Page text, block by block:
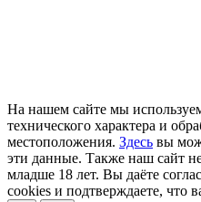
На нашем сайте мы
технического характера и
местоположения. Здесь вы
эти данные. Также наш сайт
младше 18 лет. Вы даёте
cookies и подтверждаете, что